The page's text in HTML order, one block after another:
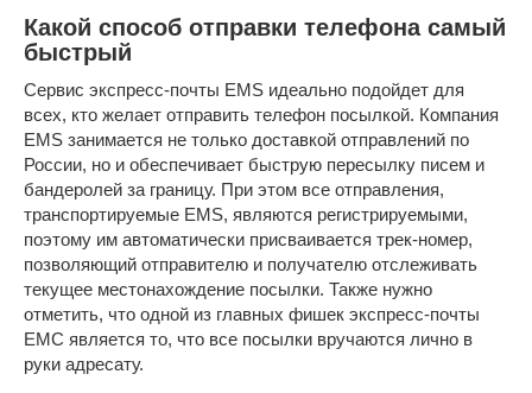
Какой способ отправки телефона самый
быстрый
Сервис экспресс-почты EMS идеально подойдет для
всех, кто желает отправить телефон посылкой. Компания
EMS занимается не только доставкой отправлений по
России, но и обеспечивает быструю пересылку писем и
бандеролей за границу. При этом все отправления,
транспортируемые EMS, являются регистрируемыми,
поэтому им автоматически присваивается трек-номер,
позволяющий отправителю и получателю отслеживать
текущее местонахождение посылки. Также нужно
отметить, что одной из главных фишек экспресс-почты
ЕМС является то, что все посылки вручаются лично в
руки адресату.